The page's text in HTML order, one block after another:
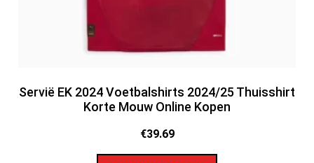
Servië EK 2024 Voetbalshirts 2024/25 Thuisshirt
Korte Mouw Online Kopen
€39.69